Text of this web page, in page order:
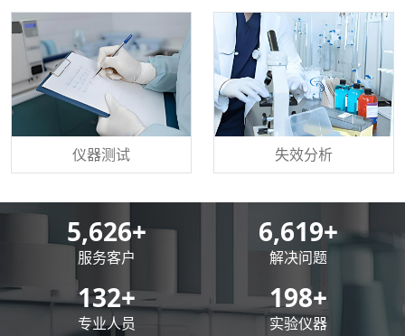
仪器测试 失效分析
8,500+
服务客户
10,000+
解决问题
200+
专业人员
300+
实验仪器